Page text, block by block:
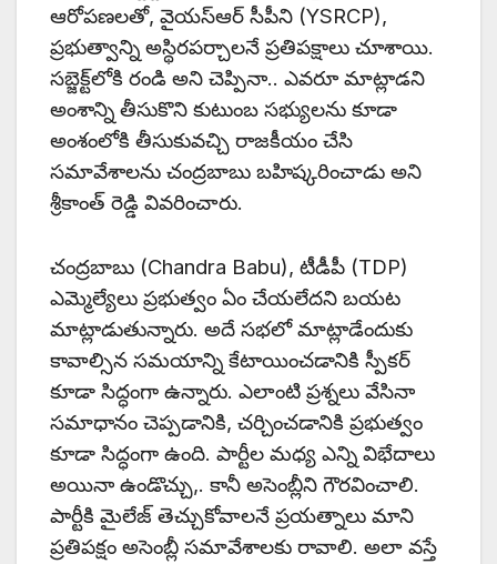
ఆరోపణలతో, వైయస్‌ఆర్‌ సీపీని (YSRCP),
ప్రభుత్వాన్ని అస్థిరపర్చాలనే ప్రతిపక్షాలు చూశాయి.
సబ్జెక్ట్‌లోకి రండి అని చెప్పినా.. ఎవరూ మాట్లాడని
అంశాన్ని తీసుకొని కుటుంబ సభ్యులను కూడా
అంశంలోకి తీసుకువచ్చి రాజకీయం చేసి
సమావేశాలను చంద్రబాబు బహిష్కరించాడు అని
శ్రీకాంత్ రెడ్డి వివరించారు.
చంద్రబాబు (Chandra Babu), టీడీపీ (TDP)
ఎమ్మెల్యేలు ప్రభుత్వం ఏం చేయలేదని బయట
మాట్లాడుతున్నారు. అదే సభలో మాట్లాడేందుకు
కావాల్సిన సమయాన్ని కేటాయించడానికి స్పీకర్‌
కూడా సిద్ధంగా ఉన్నారు. ఎలాంటి ప్రశ్నలు వేసినా
సమాధానం చెప్పడానికి, చర్చించడానికి ప్రభుత్వం
కూడా సిద్ధంగా ఉంది. పార్టీల మధ్య ఎన్ని విభేదాలు
అయినా ఉండొచ్చు,. కానీ అసెంబ్లీని గౌరవించాలి.
పార్టీకి మైలేజ్‌ తెచ్చుకోవాలనే ప్రయత్నాలు మాని
ప్రతిపక్షం అసెంబ్లీ సమావేశాలకు రావాలి. అలా వస్తే